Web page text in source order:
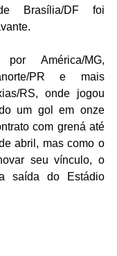
Brasília/DF foi
América/MG,
PR e mais
RS, onde jogou
um gol em onze
com grená até
abril, mas como o
seu vínculo, o
saída do Estádio